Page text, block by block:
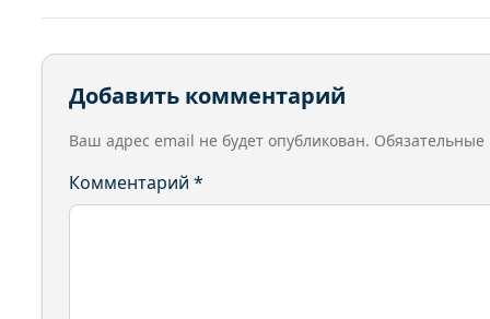
Добавить комментарий
Ваш адрес email не будет опубликован.
Комментарий *